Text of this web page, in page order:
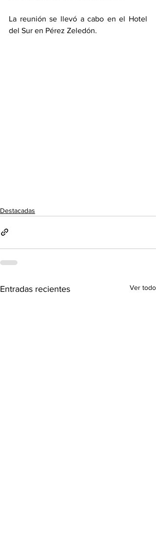
La reunión se llevó a cabo en el Hotel
del Sur en Pérez Zeledón.
Destacadas
Entradas recientes Ver todo